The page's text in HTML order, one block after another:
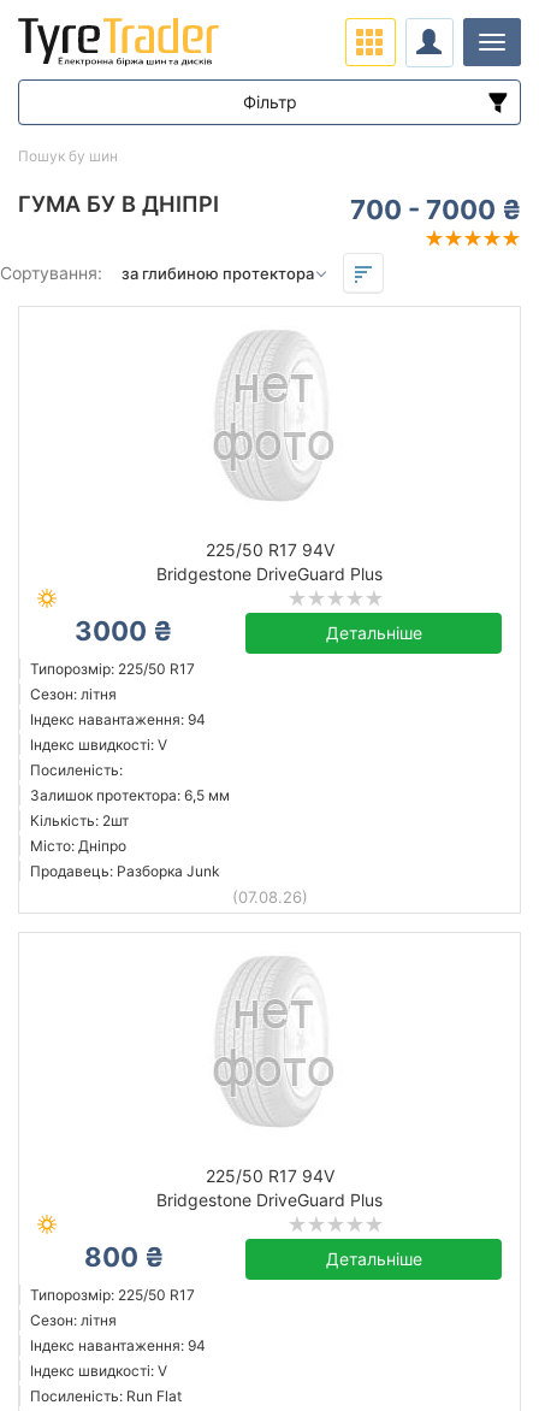
ГУМА БУ В ДНІПРІ 700 - 7000 ₴
Сортування:
225/50 R17 94V
Bridgestone DriveGuard Plus
3000 ₴ Детальніше
Типорозмір: 225/50 R17
Сезон: літня
Індекс навантаження: 94
Індекс швидкості: V
Посиленість:
Залишок протектора: 6,5 мм
Кількість: 2шт
Місто: Дніпро
Продавець: Разборка Junk
(07.08.26)
225/50 R17 94V
Bridgestone DriveGuard Plus
800 ₴ Детальніше
Типорозмір: 225/50 R17
Сезон: літня
Індекс навантаження: 94
Індекс швидкості: V
Посиленість: Run Flat
Пошук бу шин
Фільтр
Діапазон цін
від
Підбір за параметрами
Залишок протектора мм.
Accelera
Advanta
Aeolus
Airsun
Antares
Aplus
Arroyo